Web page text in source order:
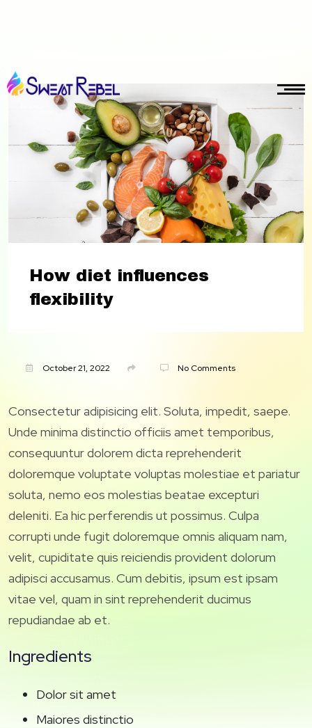
How diet influences
flexibility
October 21, 2022 No Comments
Consectetur adipisicing elit. Soluta, impedit, saepe.
Unde minima distinctio officiis amet temporibus,
consequuntur dolorem dicta reprehenderit
doloremque voluptate voluptas molestiae et pariatur
soluta, nemo eos molestias beatae excepturi
deleniti. Ea hic perferendis ut possimus. Culpa
corrupti unde fugit doloremque omnis aliquam nam,
velit, cupiditate quis reiciendis provident dolorum
adipisci accusamus. Cum debitis, ipsum est ipsam
vitae vel, quam in sint reprehenderit ducimus
repudiandae ab et.
Ingredients
Dolor sit amet
Maiores distinctio